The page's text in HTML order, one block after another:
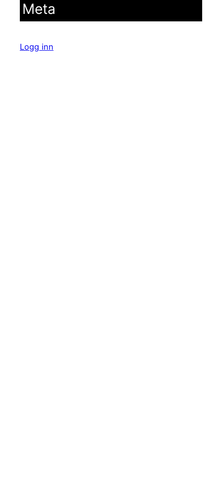
Meta
Logg inn